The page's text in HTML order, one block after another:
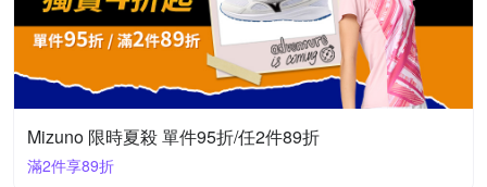
Mizuno 限時夏殺 單件95折/任2件89折
滿2件享89折